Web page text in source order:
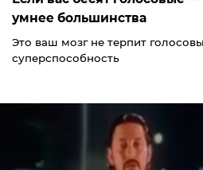
умнее большинства
Это ваш мозг не терпит
суперспособность